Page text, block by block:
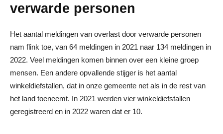
verwarde personen
Het aantal meldingen van overlast door verwarde personen
nam flink toe, van 64 meldingen in 2021 naar 134 meldingen in
2022. Veel meldingen komen binnen over een kleine groep
mensen. Een andere opvallende stijger is het aantal
winkeldiefstallen, dat in onze gemeente net als in de rest van
het land toeneemt. In 2021 werden vier winkeldiefstallen
geregistreerd en in 2022 waren dat er 10.